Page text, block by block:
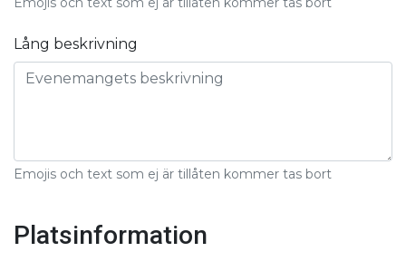
Lång beskrivning
Emojis och text som ej är tillåten kommer tas bort
Platsinformation